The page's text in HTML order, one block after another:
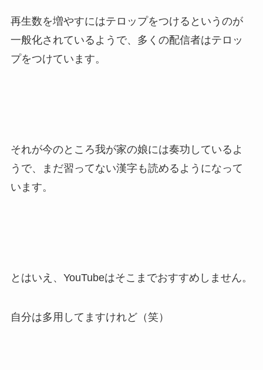
再生数を増やすにはテロップをつけるというのが
一般化されているようで、多くの配信者はテロッ
プをつけています。
それが今のところ我が家の娘には奏功しているよ
うで、まだ習ってない漢字も読めるようになって
います。
とはいえ、YouTubeはそこまでおすすめしません。
自分は多用してますけれど（笑）